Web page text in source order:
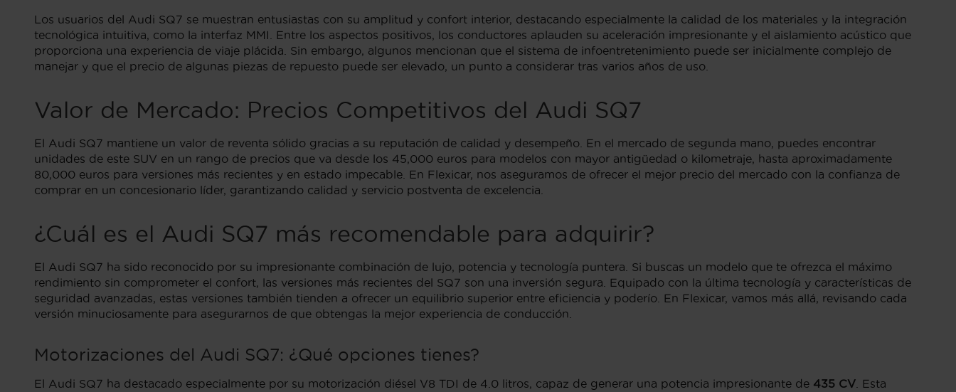
Los usuarios del Audi SQ7 se muestran entusiastas con su amplitud y confort interior, destacando especialmente la calidad de los materiales y la integración
tecnológica intuitiva, como la interfaz MMI. Entre los aspectos positivos, los conductores aplauden su aceleración impresionante y el aislamiento acústico que
proporciona una experiencia de viaje plácida. Sin embargo, algunos mencionan que el sistema de infoentretenimiento puede ser inicialmente complejo de
manejar y que el precio de algunas piezas de repuesto puede ser elevado, un punto a considerar tras varios años de uso.
Valor de Mercado: Precios Competitivos del Audi SQ7
El Audi SQ7 mantiene un valor de reventa sólido gracias a su reputación de calidad y desempeño. En el mercado de segunda mano, puedes encontrar
unidades de este SUV en un rango de precios que va desde los 45,000 euros para modelos con mayor antigüedad o kilometraje, hasta aproximadamente
80,000 euros para versiones más recientes y en estado impecable. En Flexicar, nos aseguramos de ofrecer el mejor precio del mercado con la confianza de
comprar en un concesionario líder, garantizando calidad y servicio postventa de excelencia.
¿Cuál es el Audi SQ7 más recomendable para adquirir?
El Audi SQ7 ha sido reconocido por su impresionante combinación de lujo, potencia y tecnología puntera. Si buscas un modelo que te ofrezca el máximo
rendimiento sin comprometer el confort, las versiones más recientes del SQ7 son una inversión segura. Equipado con la última tecnología y características de
seguridad avanzadas, estas versiones también tienden a ofrecer un equilibrio superior entre eficiencia y poderío. En Flexicar, vamos más allá, revisando cada
versión minuciosamente para asegurarnos de que obtengas la mejor experiencia de conducción.
Motorizaciones del Audi SQ7: ¿Qué opciones tienes?
El Audi SQ7 ha destacado especialmente por su motorización diésel V8 TDI de 4.0 litros, capaz de generar una potencia impresionante de 435 CV . Esta